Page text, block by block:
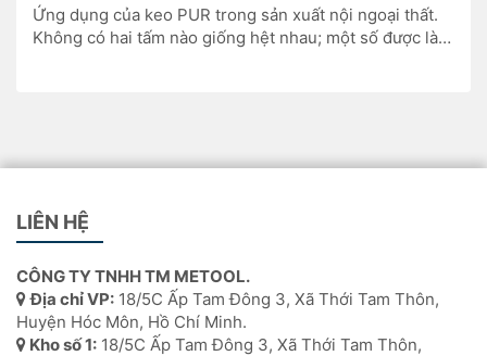
Ứng dụng của keo PUR trong sản xuất nội ngoại thất.
Không có hai tấm nào giống hệt nhau; một số được làm
LIÊN HỆ
CÔNG TY TNHH TM METOOL.
Địa chỉ VP: 18/5C Ấp Tam Đông 3, Xã Thới Tam Thôn,
Huyện Hóc Môn, Hồ Chí Minh.
Kho số 1: 18/5C Ấp Tam Đông 3, Xã Thới Tam Thôn,